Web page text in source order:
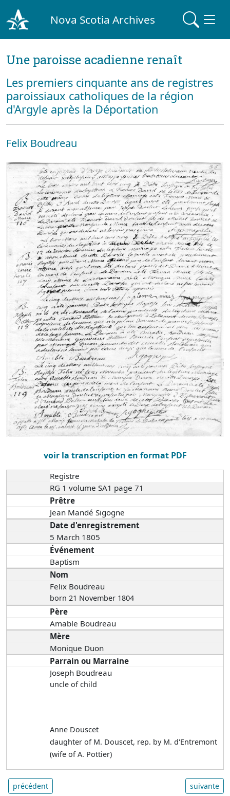
Nova Scotia Archives
Une paroisse acadienne renaît
Les premiers cinquante ans de registres
paroissiaux catholiques de la région
d'Argyle après la Déportation
Felix Boudreau
voir la transcription en format PDF
Registre
RG 1 volume SA1 page 71
Prêtre
Jean Mandé Sigogne
Date d'enregistrement
5 March 1805
Événement
Baptism
Nom
Felix Boudreau
born 21 November 1804
Père
Amable Boudreau
Mère
Monique Duon
Parrain ou Marraine
Joseph Boudreau
uncle of child
Anne Douscet
daughter of M. Douscet, rep. by M. d'Entremont
(wife of A. Pottier)
précédent suivante